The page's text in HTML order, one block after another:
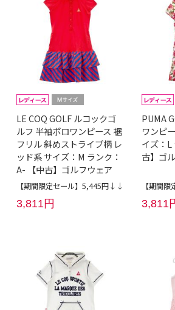
LE COQ GOLF ルコックゴ
ルフ 半袖ポロワンピース 裾
フリル 斜めストライプ柄 レ
ッド系 サイズ：M ランク：
A- 【中古】ゴルフウェア
【期間限定セール】5,445円↓↓
3,811円
PUMA
ワンピ
イズ：L
古】ゴ
【期間
3,811